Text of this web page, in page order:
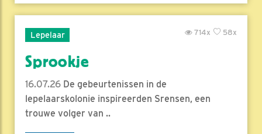
Lepelaar 58x
714x
Sprookje
16.07.26 De gebeurtenissen in de
lepelaarskolonie inspireerden Srensen, een
trouwe volger van ..